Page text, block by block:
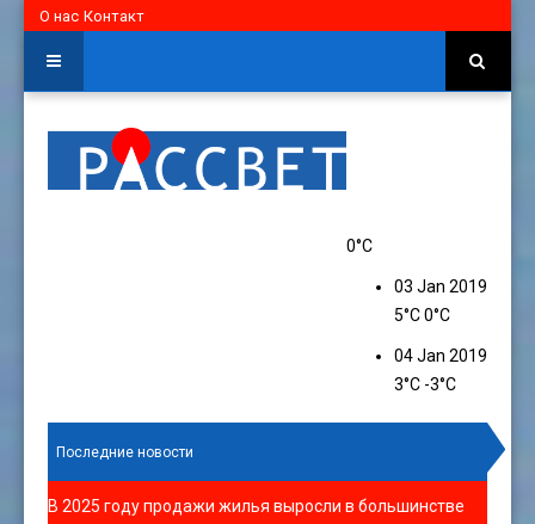
О нас Контакт
0°C
03 Jan 2019
5°C0°C
04 Jan 2019
3°C -3°C
Последние новости
В 2025 году продажи жилья выросли в большинстве